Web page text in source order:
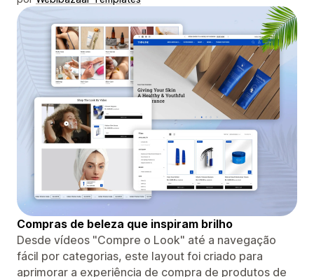
Compras de beleza que inspiram brilho
Desde vídeos "Compre o Look" até a navegação
fácil por categorias, este layout foi criado para
aprimorar a experiência de compra de produtos de